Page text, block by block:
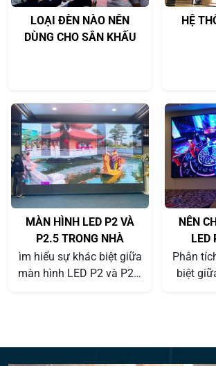
LOẠI ĐÈN NÀO NÊN
DÙNG CHO SÂN KHẤU
HỆ
MÀN HÌNH LED P2 VÀ
P2.5 TRONG NHÀ
ìm hiểu sự khác biệt giữa
màn hình LED P2 và P2.5
NÊN
LED
Phân
biệt